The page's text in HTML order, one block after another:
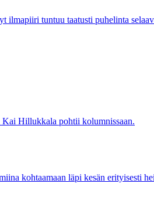
tuntuu taatusti puhelinta
Kai Hillukkala pohtii kolumnissaan.
kohtaamaan läpi kesän erityisesti